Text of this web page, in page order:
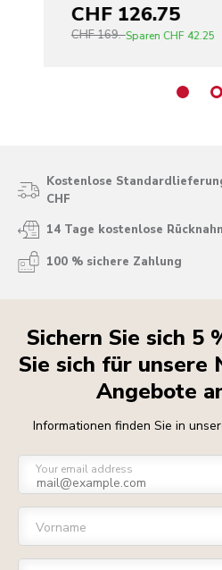
CHF 126.75
CHF 169.-Sparen CHF 42.25
Kostenlose
CHF
14 Tage kostenlose
100 % sichere Zahlung
Sichern Sie sich 5
Sie sich für unsere
Angebote
Informationen finden Sie in
Your email address
Vorname